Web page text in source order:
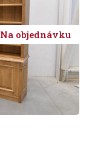
Na objednávku